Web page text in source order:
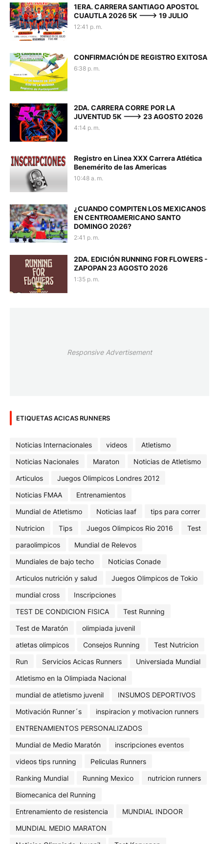
1ERA. CARRERA SANTIAGO APOSTOL
CUAUTLA 2026 5K ---> 19 JULIO
12:41 p. m.
CONFIRMACIÓN DE REGISTRO EXITOSA
6:38 p. m.
2DA. CARRERA CORRE POR LA
JUVENTUD 5K ---> 23 AGOSTO 2026
4:14 p. m.
Registro en Linea XXX Carrera Atlética
Benemérito de las Americas
10:48 a. m.
¿CUANDO COMPITEN LOS MEXICANOS
EN CENTROAMERICANO SANTO
DOMINGO 2026?
2:41 p. m.
2DA. EDICIÓN RUNNING FOR FLOWERS -
ZAPOPAN 23 AGOSTO 2026
1:35 p. m.
Responsive Advertisement
ETIQUETAS ACICAS RUNNERS
Noticias Internacionales videos
Atletismo
Noticias Nacionales
Maraton
Noticias de Atletismo
Articulos
Juegos Olimpicos Londres 2012
Noticias FMAA
Entrenamientos
Mundial de Atletismo
Noticias Iaaf
tips para correr
Nutricion
Tips Juegos Olimpicos Rio 2016
Test
paraolimpicos
Mundial de Relevos
Mundiales de bajo techo
Noticias Conade
Articulos nutrición y salud
Juegos Olimpicos de Tokio
mundial cross
Inscripciones
TEST DE CONDICION FISICA
Test Running
Test de Maratón
olimpiada juvenil
atletas olimpicos
Consejos Running
Test Nutricion
Run
Servicios Acicas Runners
Universiada Mundial
Atletismo en la Olimpiada Nacional
mundial de atletismo juvenil
INSUMOS DEPORTIVOS
Motivación Runner´s
inspiracion y motivacion runners
ENTRENAMIENTOS PERSONALIZADOS
Mundial de Medio Maratón
inscripciones eventos
videos tips running
Peliculas Runners
Ranking Mundial
Running Mexico
nutricion runners
Biomecanica del Running
Entrenamiento de resistencia
MUNDIAL INDOOR
MUNDIAL MEDIO MARATON